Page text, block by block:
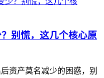
别慌，这几个核心原
资产莫名减少的困惑，别